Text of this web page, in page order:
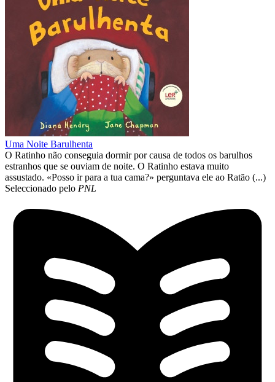
Uma Noite Barulhenta
O Ratinho não conseguia dormir por causa de todos os barulhos
estranhos que se ouviam de noite. O Ratinho estava muito
assustado. «Posso ir para a tua cama?» perguntava ele ao Ratão (...)
Seleccionado pelo PNL